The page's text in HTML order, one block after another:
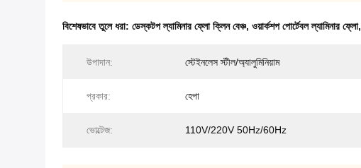
বিশেষভাবে তুলে ধরা: ডেস্কটপ ল্যামিনার ফ্লো ক্লিন বেঞ্চ, ওয়ার্কশপ পোর্টেবল ল্যামিনার ফ্লো,
উপাদান: স্টেইনলেস স্টীল/অ্যালুমিনিয়াম
প্রকার: হেপা
ভোল্টেজ: 110V/220V 50Hz/60Hz